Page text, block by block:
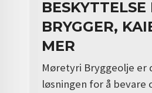
BESKYTTELSE
BRYGGER,
MER
Møretyri Bryggeolje
løsningen for å bevare